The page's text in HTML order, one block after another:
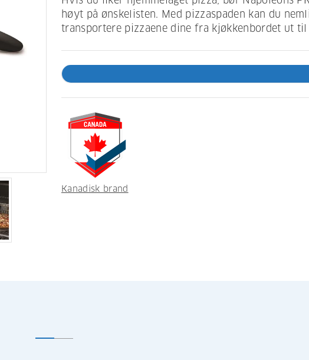
høyt på ønskelisten. Med pizzaspaden kan du
transportere pizzaene dine fra kjøkkenbordet ut
Kanadisk brand